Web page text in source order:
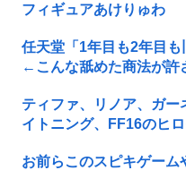
フィギュアあけりゅわ
任天堂「1年目も2年目も
←こんな舐めた商法が許
ティファ、リノア、ガー
イトニング、FF16のヒ
お前らこのスピキゲーム